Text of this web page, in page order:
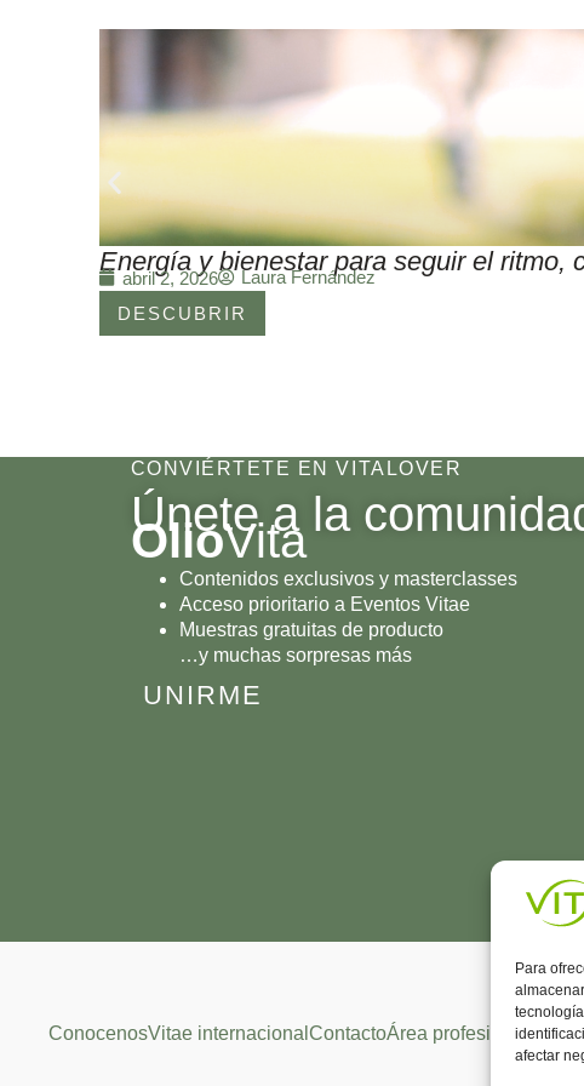
Para
afectar
Energía y bienestar para seguir el ritmo,
abril 2, 2026
Laura Fernández
DESCUBRIR
CONVIÉRTETE EN VITALOVER
Únete a la
OlioVita
Contenidos exclusivos y masterclasses
Acceso prioritario a Eventos Vitae
Muestras gratuitas de producto
…y muchas sorpresas más
UNIRME
ConocenosVitae internacional ContactoÁrea profesional